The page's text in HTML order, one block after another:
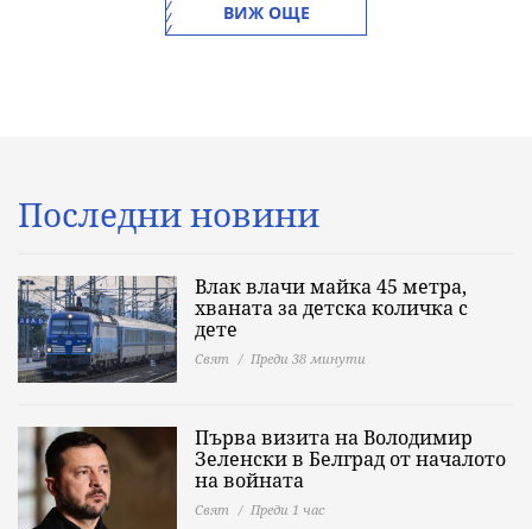
ВИЖ ОЩЕ
Последни новини
Влак влачи майка 45 метра,
хваната за детска количка с
дете
Свят Преди 38 минути
Първа визита на Володимир
Зеленски в Белград от началото
на войната
Свят Преди 1 час